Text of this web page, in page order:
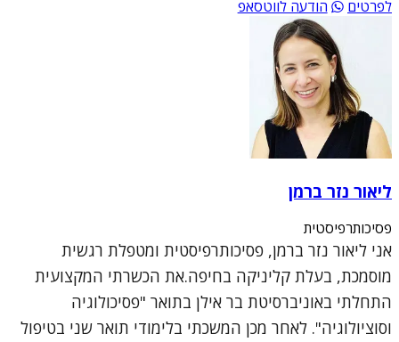
לפרטים
הודעה לווטסאפ
ליאור נזר ברמן
פסיכותרפיסטית
אני ליאור נזר ברמן, פסיכותרפיסטית ומטפלת רגשית
מוסמכת, בעלת קליניקה בחיפה.את הכשרתי המקצועית
התחלתי באוניברסיטת בר אילן בתואר "פסיכולוגיה
וסוציולוגיה". לאחר מכן המשכתי בלימודי תואר שני בטיפול